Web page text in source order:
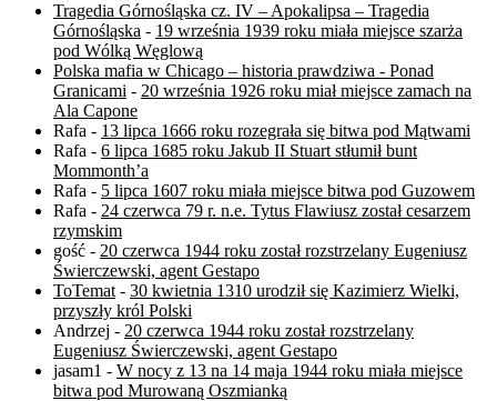
Tragedia Górnośląska cz. IV – Apokalipsa – Tragedia
Górnośląska - 19 września 1939 roku miała miejsce szarża
pod Wólką Węglową
Polska mafia w Chicago – historia prawdziwa - Ponad
Granicami - 20 września 1926 roku miał miejsce zamach na
Ala Capone
Rafa - 13 lipca 1666 roku rozegrała się bitwa pod Mątwami
Rafa - 6 lipca 1685 roku Jakub II Stuart stłumił bunt
Mommonth’a
Rafa - 5 lipca 1607 roku miała miejsce bitwa pod Guzowem
Rafa - 24 czerwca 79 r. n.e. Tytus Flawiusz został cesarzem
rzymskim
gość - 20 czerwca 1944 roku został rozstrzelany Eugeniusz
Świerczewski, agent Gestapo
ToTemat - 30 kwietnia 1310 urodził się Kazimierz Wielki,
przyszły król Polski
Andrzej - 20 czerwca 1944 roku został rozstrzelany
Eugeniusz Świerczewski, agent Gestapo
jasam1 - W nocy z 13 na 14 maja 1944 roku miała miejsce
bitwa pod Murowaną Oszmianką